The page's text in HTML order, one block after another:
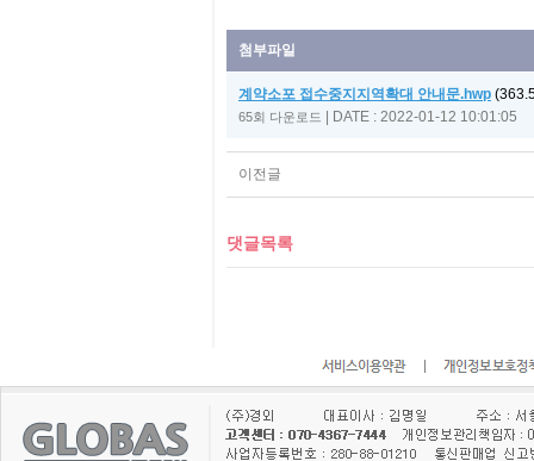
첨부파일
계약소포 접수중지지역확대 안내문.hwp
65회 다운로드 DATE : 2022-01-12 10:01:05
이전글
댓글목록